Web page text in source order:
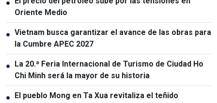
●
Oriente Medio
● Vietnam busca garantizar el avance de las obras para
la Cumbre APEC 2027
●
La 20.ª Feria Internacional de Turismo de Ciudad Ho
Chi Minh será la mayor de su historia
●
El pueblo Mong en Ta Xua revitaliza el teñido